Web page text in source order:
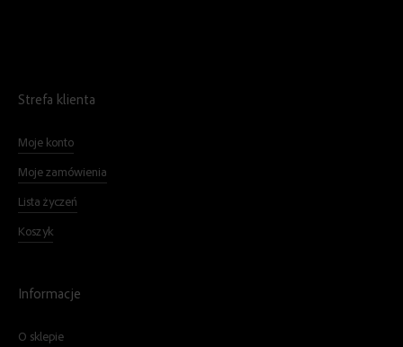
Strefa klienta
Moje konto
Moje zamówienia
Lista życzeń
Koszyk
Informacje
O sklepie